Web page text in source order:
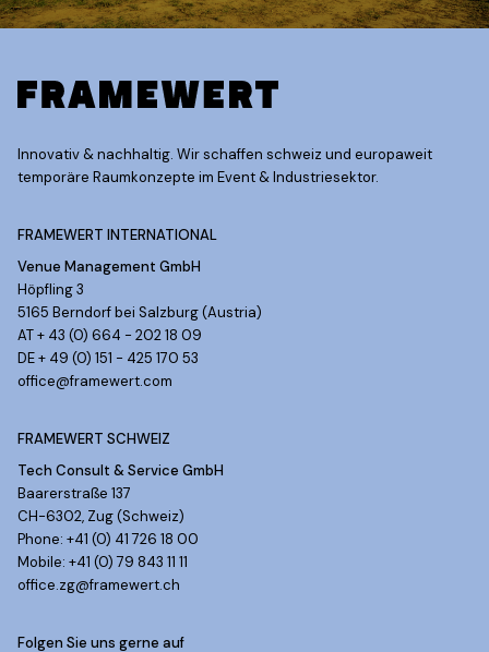
Innovativ & nachhaltig. Wir schaffen schweiz und europaweit
temporäre Raumkonzepte im Event & Industriesektor.
FRAMEWERT INTERNATIONAL
Venue Management GmbH
Höpfling 3
5165 Berndorf bei Salzburg (Austria)
AT + 43 (0) 664 - 202 18 09
DE + 49 (0) 151 - 425 170 53
office@framewert.com
FRAMEWERT SCHWEIZ
Tech Consult & Service GmbH
Baarerstraße 137
CH-6302, Zug (Schweiz)
Phone: +41 (0) 41 726 18 00
Mobile: +41 (0) 79 843 11 11
office.zg@framewert.ch
Folgen Sie uns gerne auf